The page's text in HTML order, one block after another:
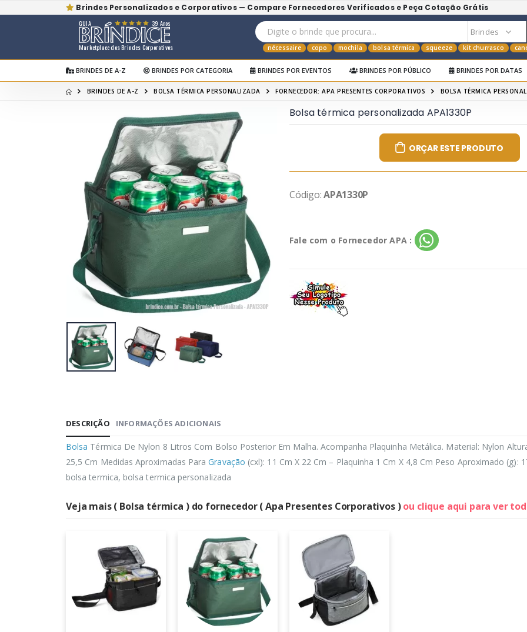
Brindes Personalizados e Corporativos — Compare Fornecedores Verificados e Peça Cotação Grátis
Marketplace dos Brindes Corporativos
GUIA 39 Anos
nécessaire copo mochila bolsa térmica squeeze kit churrasco
BRINDES DE A-Z BRINDES POR CATEGORIA BRINDES POR EVENTOS BRINDES POR PÚBLICO BRINDES POR DATAS
BRINDES DE A-Z BOLSA TÉRMICA PERSONALIZADA FORNECEDOR: APA PRESENTES CORPORATIVOS BOLSA TÉRMICA
Bolsa térmica personalizada APA1330P
ORÇAR ESTE PRODUTO
Código:APA1330P
Fale com o Fornecedor APA :
DESCRIÇÃO INFORMAÇÕES ADICIONAIS
Bolsa Térmica De Nylon 8 Litros Com Bolso Posterior Em Malha. Acompanha Plaquinha Metálica. Material: Nylon
25,5 Cm Medidas Aproximadas ParaGravação (cxl): 11 Cm X 22 Cm – Plaquinha 1 Cm X 4,8 Cm Peso Aproximado (g):
bolsa termica, bolsa termica personalizada
Veja mais ( Bolsa térmica ) do fornecedor ( Apa Presentes Corporativos )ou clique aqui para ver